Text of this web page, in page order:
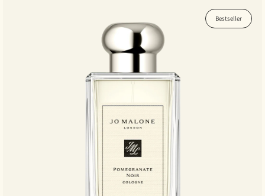
Bestseller